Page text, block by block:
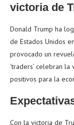
victoria de
Donald Trump ha
de Estados Unidos
provocado un
‘traders’ celebran
positivos para la
Con la victoria de